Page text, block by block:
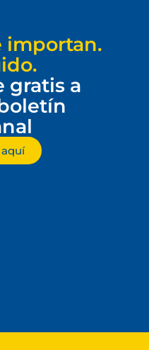
importan.
gratis a